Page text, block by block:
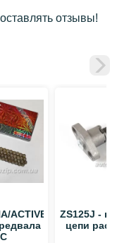
отзывы!
ACTIVE/SuzukiZS125J -
цепи